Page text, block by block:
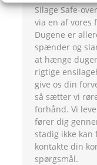
Silage Safe-
via en af vores
Dugene er
spænder og
at hænge
rigtige
give os din
så sætter vi
forhånd. Vi
fører dig
stadig ikke
kontakte din
spørgsmål.